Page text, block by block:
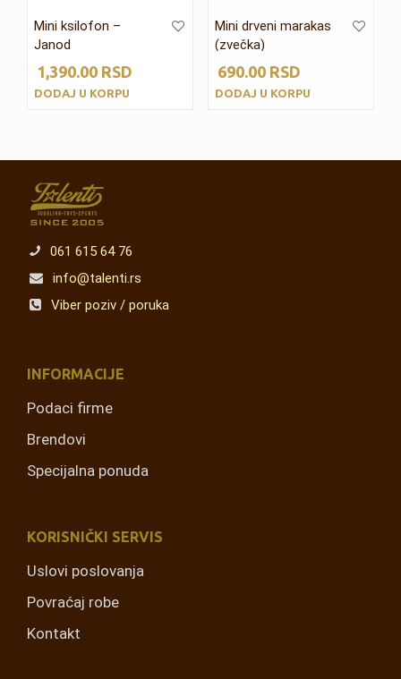
Mini ksilofon –
Janod
1,390.00 RSD
DODAJ U KORPU
Mini drveni marakas
(zvečka)
690.00RSD
DODAJ U KORPU
061 615 64 76
info@talenti.rs
Viber poziv / poruka
INFORMACIJE
Podaci firme
Brendovi
Specijalna ponuda
KORISNIČKI SERVIS
Uslovi poslovanja
Povraćaj robe
Kontakt